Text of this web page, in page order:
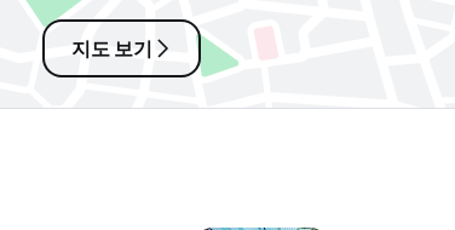
지도 보기